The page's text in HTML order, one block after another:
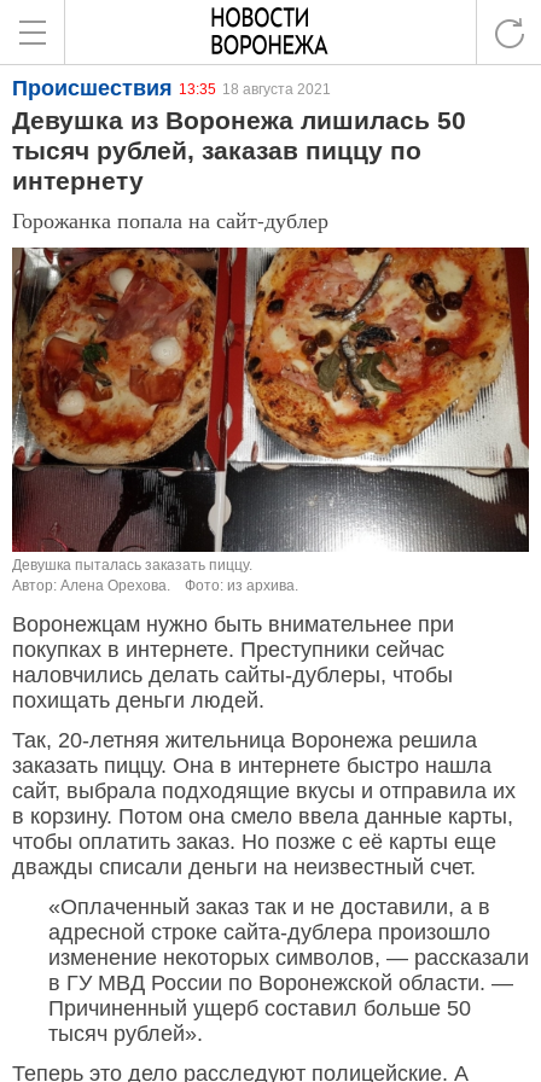
Происшествия 13:35 18 августа 2021
Девушка из Воронежа лишилась 50
тысяч рублей, заказав пиццу по
интернету
Горожанка попала на сайт-дублер
Девушка пыталась заказать пиццу.
Автор: Алена Орехова.
Фото: из архива.
Воронежцам нужно быть внимательнее при
покупках в интернете. Преступники сейчас
наловчились делать сайты-дублеры, чтобы
похищать деньги людей.
Так, 20-летняя жительница Воронежа решила
заказать пиццу. Она в интернете быстро нашла
сайт, выбрала подходящие вкусы и отправила их
в корзину. Потом она смело ввела данные карты,
чтобы оплатить заказ. Но позже с её карты еще
дважды списали деньги на неизвестный счет.
«Оплаченный заказ так и не доставили, а в
адресной строке сайта-дублера произошло
изменение некоторых символов, — рассказали
в ГУ МВД России по Воронежской области. —
Причиненный ущерб составил больше 50
тысяч рублей».
Теперь это дело расследуют полицейские. А